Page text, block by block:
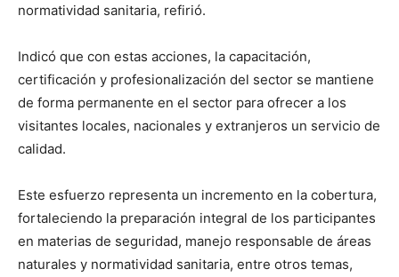
normatividad sanitaria, refirió.
Indicó que con estas acciones, la capacitación,
certificación y profesionalización del sector se mantiene
de forma permanente en el sector para ofrecer a los
visitantes locales, nacionales y extranjeros un servicio de
calidad.
Este esfuerzo representa un incremento en la cobertura,
fortaleciendo la preparación integral de los participantes
en materias de seguridad, manejo responsable de áreas
naturales y normatividad sanitaria, entre otros temas,